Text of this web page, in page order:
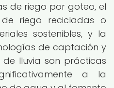
de riego por goteo, el
riego recicladas o
sostenibles, y la
de captación y
lluvia son prácticas
a la